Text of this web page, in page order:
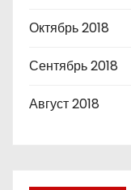
Октябрь 2018
Сентябрь 2018
Август 2018